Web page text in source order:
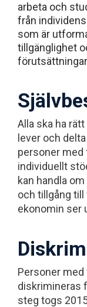
arbeta och
från
som är
tillgänglighet
Alla ska ha
lever och
personer med
individuellt
kan handla
och tillgång till
ekonomin ser
Personer
diskrimineras
steg togs